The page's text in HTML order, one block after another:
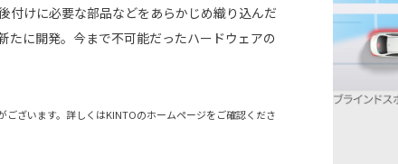
付けに必要な部品などをあらかじめ織り込んだ
たに開発。今まで不可能だったハードウェアの
ざいます。詳しくはKINTOのホームページをご確認くださ